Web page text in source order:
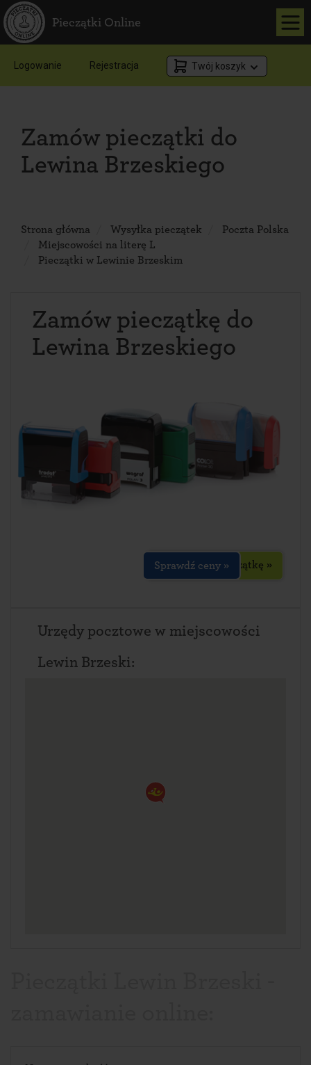
Pieczątki Online
Logowanie Rejestracja Twój koszyk
Zamów pieczątki do
Lewina Brzeskiego
Strona główna Wysyłka pieczątek
Poczta Polska
Miejscowości na literę L
Pieczątki w Lewinie Brzeskim
Zamów pieczątkę do
Lewina Brzeskiego
Zaprojektuj pieczątkę »
Sprawdź ceny »
Urzędy pocztowe w miejscowości
Lewin Brzeski: